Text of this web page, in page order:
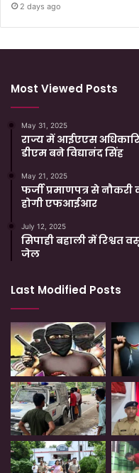
2 days ago
Most Viewed Posts
May 31, 2025
राज्य में आईएएस
डीएम बने विद्यानंद सिंह
May 21, 2025
फर्जी प्रमाणपत्र से
होगी एफआईआर
July 12, 2025
सिपाही बहाली में रिश्वत
जेल
Last Modified Posts